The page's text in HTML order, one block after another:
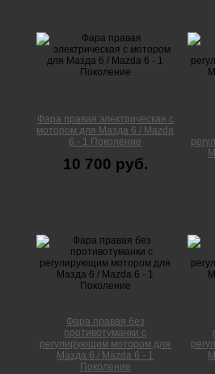
Фара правая электрическая с
мотором для Мазда 6 / Mazda
6 - 1 Поколение
10 700 руб.
Фара правая без
противотуманки с
регулирующим мотором для
Мазда 6 / Mazda 6 - 1
Поколение